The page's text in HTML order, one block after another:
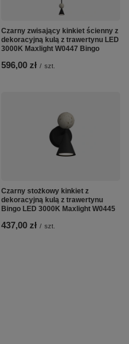
Czarny zwisający kinkiet ścienny z
dekoracyjną kulą z trawertynu LED
3000K Maxlight W0447 Bingo
596,00 zł / szt.
Czarny stożkowy kinkiet z
dekoracyjną kulą z trawertynu
Bingo LED 3000K Maxlight W0445
437,00 zł / szt.